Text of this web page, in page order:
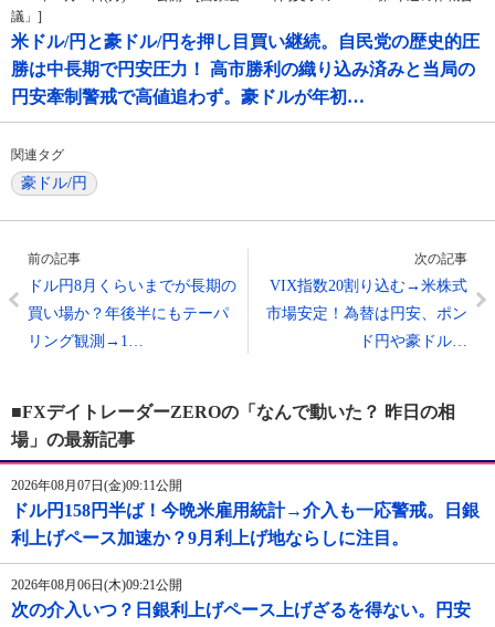
議」]
米ドル/円と豪ドル/円を押し目買い継続。自民党の歴史的圧
勝は中長期で円安圧力！ 高市勝利の織り込み済みと当局の
円安牽制警戒で高値追わず。豪ドルが年初…
関連タグ
豪ドル/円
前の記事
ドル円8月くらいまでが長期の
買い場か？年後半にもテーパ
リング観測→1…
次の記事
VIX指数20割り込む→米株式
市場安定！為替は円安、ポン
ド円や豪ドル…
■FXデイトレーダーZEROの「なんで動いた？ 昨日の相
場」の最新記事
2026年08月07日(金)09:11公開
ドル円158円半ば！今晩米雇用統計→介入も一応警戒。日銀
利上げペース加速か？9月利上げ地ならしに注目。
2026年08月06日(木)09:21公開
次の介入いつ？日銀利上げペース上げざるを得ない。円安